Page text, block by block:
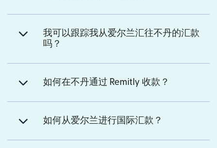
我可以跟踪我从爱尔兰汇往不丹的汇款
吗？
如何在不丹通过 Remitly 收款？
如何从爱尔兰进行国际汇款？